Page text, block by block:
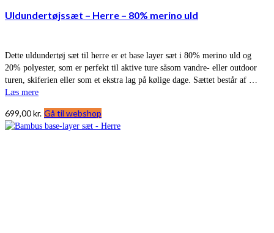
Uldundertøjssæt – Herre – 80% merino uld
Dette uldundertøj sæt til herre er et base layer sæt i 80% merino uld og
20% polyester, som er perfekt til aktive ture såsom vandre- eller outdoor
turen, skiferien eller som et ekstra lag på kølige dage. Sættet består af …
Læs mere
699,00kr. Gå til webshop